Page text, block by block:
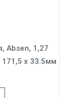
Absen, 1,27
171,5 x 33.5мм